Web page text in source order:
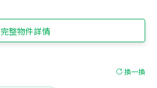
完整物件詳情
換一換